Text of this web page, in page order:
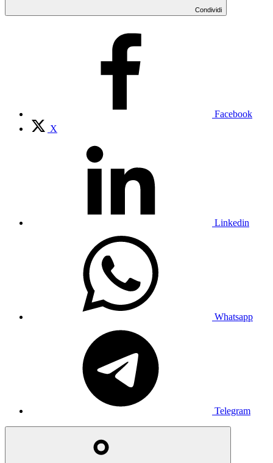
Condividi
Facebook
X
Linkedin
Whatsapp
Telegram